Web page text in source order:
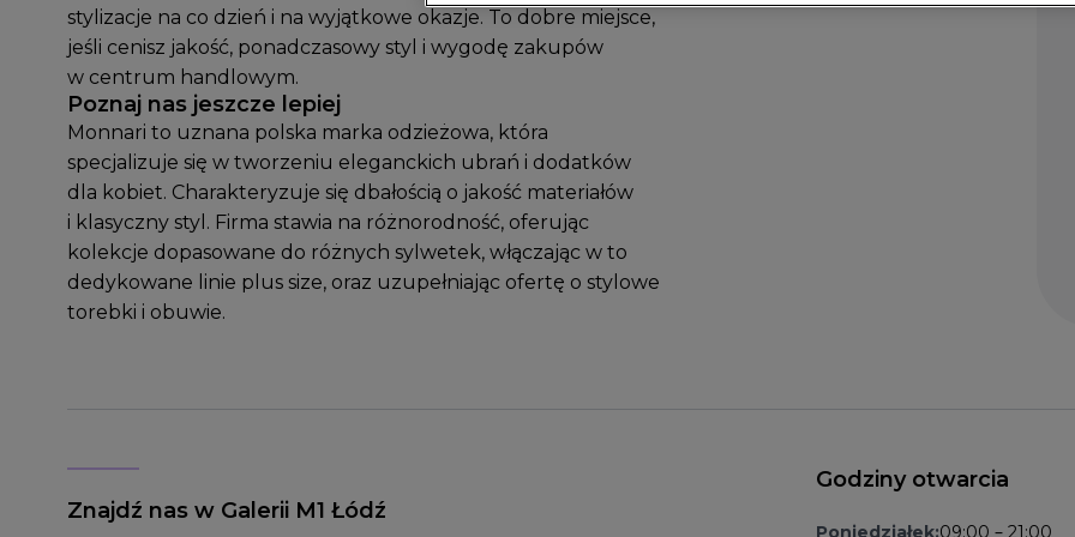
stylizacje na co dzień i na wyjątkowe okazje. To dobre miejsce,
jeśli cenisz jakość, ponadczasowy styl i wygodę zakupów
w centrum handlowym.
Poznaj nas jeszcze lepiej
Monnari to uznana polska marka odzieżowa, która
specjalizuje się w tworzeniu eleganckich ubrań i dodatków
dla kobiet. Charakteryzuje się dbałością o jakość materiałów
i klasyczny styl. Firma stawia na różnorodność, oferując
kolekcje dopasowane do różnych sylwetek, włączając w to
dedykowane linie plus size, oraz uzupełniając ofertę o stylowe
torebki i obuwie.
Znajdź nas w Galerii M1 Łódź
Godziny otwarcia
Poniedziałek:09:00 – 21:00